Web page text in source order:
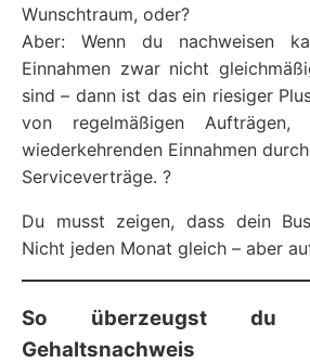
Wunschtraum, oder?
Aber: Wenn du nachweisen
Einnahmen zwar nicht
sind – dann ist das ein riesiger
von regelmäßigen Aufträgen,
wiederkehrenden Einnahmen
Serviceverträge. ?
Du musst zeigen, dass dein
Nicht jeden Monat gleich – aber
So überzeugst du
Gehaltsnachweis